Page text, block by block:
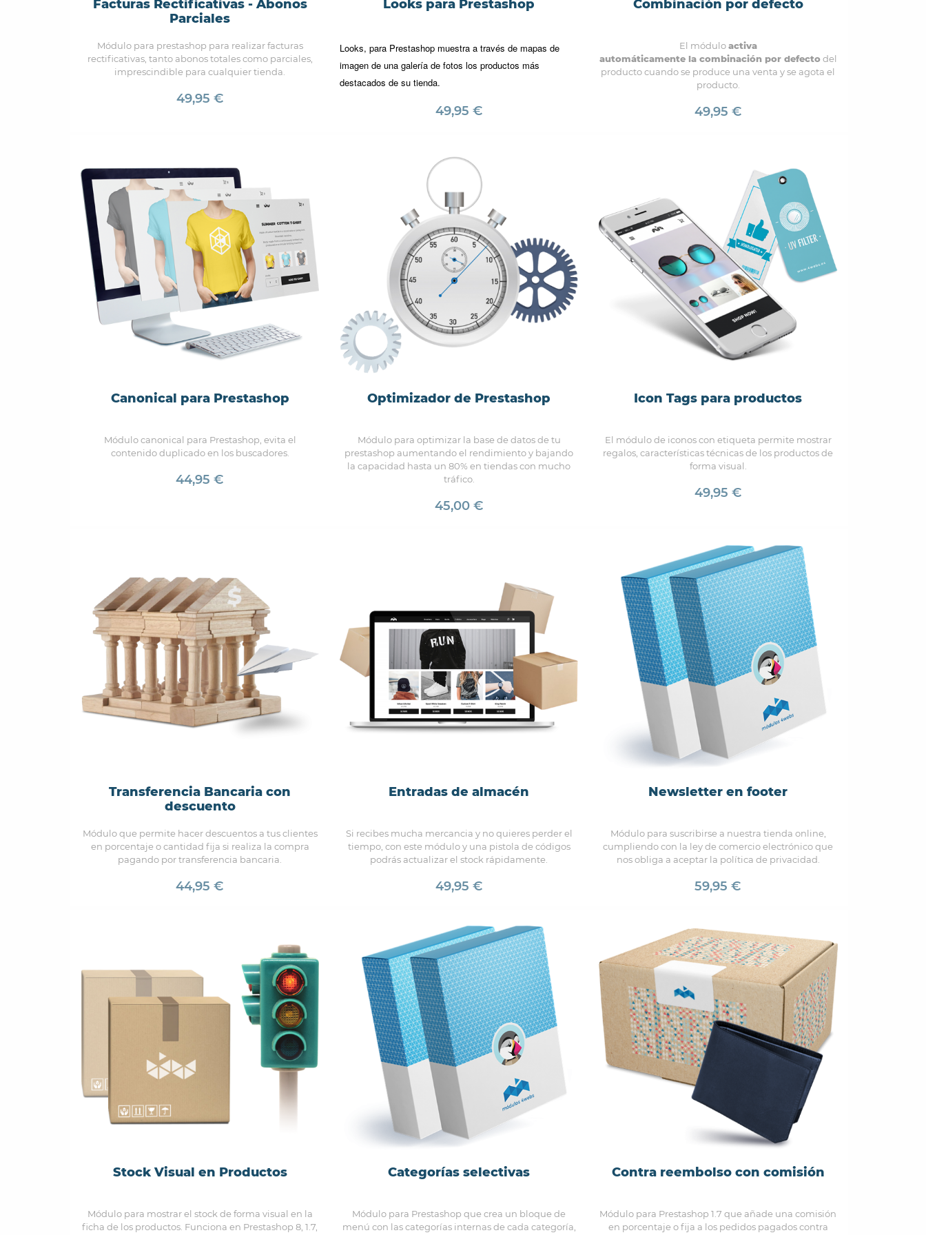
Facturas Rectificativas - Abonos
Parciales
Módulo para prestashop para realizar facturas
rectificativas, tanto abonos totales como parciales,
imprescindible para cualquier tienda.
49,95 €
Looks para Prestashop
Looks, para Prestashop muestra a través de mapas de
imagen de una galería de fotos los productos más
destacados de su tienda.
49,95 €
Combinación por defecto
El móduloactiva
automáticamente la combinación por defectodel
producto cuando se produce una venta y se agota el
producto.
49,95 €
Canonical para Prestashop
Módulo canonical para Prestashop, evita el
contenido duplicado en los buscadores.
44,95 €
Optimizador de Prestashop
Módulo para optimizar la base de datos de tu
prestashop aumentando el rendimiento y bajando
la capacidad hasta un 80% en tiendas con mucho
tráfico.
45,00 €
Icon Tags para productos
El módulo de iconos con etiqueta permite mostrar
regalos, características técnicas de los productos de
forma visual.
49,95 €
Transferencia Bancaria con
descuento
Módulo que permite hacer descuentos a tus clientes
en porcentaje o cantidad fija si realiza la compra
pagando por transferencia bancaria.
44,95 €
Entradas de almacén
Si recibes mucha mercancia y no quieres perder el
tiempo, con este módulo y una pistola de códigos
podrás actualizar el stock rápidamente.
49,95 €
Newsletter en footer
Módulo para suscribirse a nuestra tienda online,
cumpliendo con la ley de comercio electrónico que
nos obliga a aceptar la política de privacidad.
59,95 €
Stock Visual en Productos
Módulo para mostrar el stock de forma visual en la
ficha de los productos. Funciona en Prestashop 8, 1.7,
Categorías selectivas
Módulo para Prestashop que crea un bloque de
menú con las categorías internas de cada categoría,
Contra reembolso con comisión
Módulo para Prestashop 1.7 que añade una comisión
en porcentaje o fija a los pedidos pagados contra